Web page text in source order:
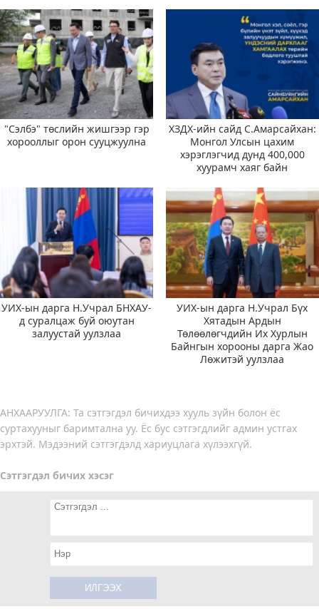
"Сэлбэ" төслийн жишгээр гэр
хорооллыг орон сууцжуулна
ХЗДХ-ийн сайд С.Амарсайхан:
Монгол Улсын цахим
хэрэглэгчид дунд 400,000
хуурамч хаяг байн
УИХ-ын дарга Н.Учрал БНХАУ-
д суралцаж буй оюутан
залуустай уулзлаа
УИХ-ын дарга Н.Учрал Бүх
Хятадын Ардын
Төлөөлөгчдийн Их Хурлын
Байнгын хорооны дарга Жао
Лөжитэй уулзлаа
АНХААРУУЛГА: Та сэтгэгдэл бичихдээ хууль зүйн болон ёс
суртахууныг баримтална уу. Ёс бус сэтгэгдлийг админ устгах
эрхтэй. Мэдээний сэтгэгдэлд хариуцлага хүлээхгүй.
Сэтгэгдэл бичих хэсэг